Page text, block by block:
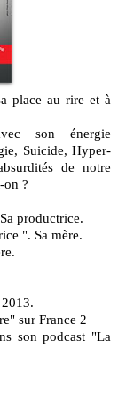
son énergie
Suicide, Hyper-
de notre
on ?
productrice.
". Sa mère.
sur France 2
son podcast "La